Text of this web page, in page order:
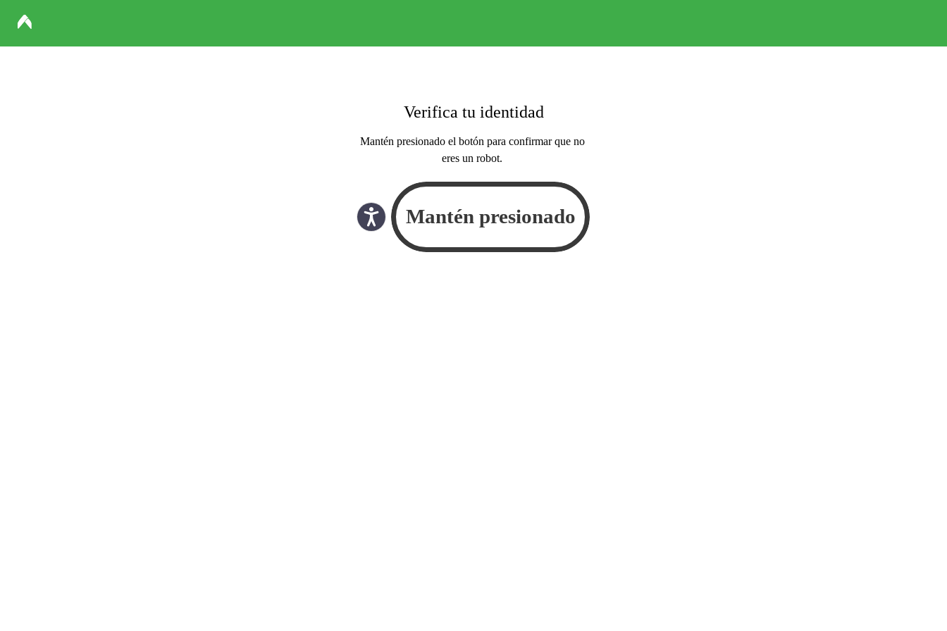
Verifica tu identidad
Mantén presionado el botón para confirmar que no
eres un robot.